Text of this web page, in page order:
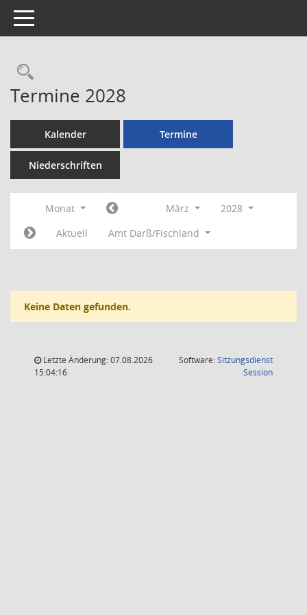
Toggle navigation
Rechercheauswahl
Termine 2028
Kalender Termine
Niederschriften
Monat März
2028
Aktuell
Amt Darß/Fischland
Keine Daten gefunden.
Letzte Änderung: 07.08.2026
15:04:16
Software:Sitzungsdienst
Session(Wird in